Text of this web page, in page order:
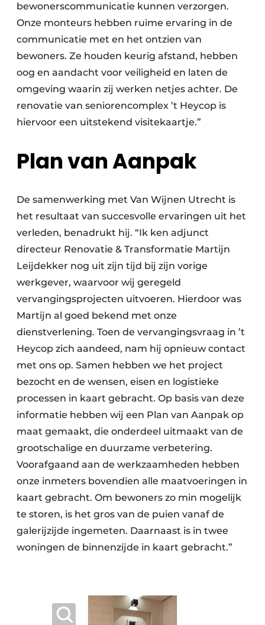
bewonerscommunicatie kunnen verzorgen.
Onze monteurs hebben ruime ervaring in de
communicatie met en het ontzien van
bewoners. Ze houden keurig afstand, hebben
oog en aandacht voor veiligheid en laten de
omgeving waarin zij werken netjes achter. De
renovatie van seniorencomplex ’t Heycop is
hiervoor een uitstekend visitekaartje.”
Plan van Aanpak
De samenwerking met Van Wijnen Utrecht is
het resultaat van succesvolle ervaringen uit het
verleden, benadrukt hij. “Ik ken adjunct
directeur Renovatie & Transformatie Martijn
Leijdekker nog uit zijn tijd bij zijn vorige
werkgever, waarvoor wij geregeld
vervangingsprojecten uitvoeren. Hierdoor was
Martijn al goed bekend met onze
dienstverlening. Toen de vervangingsvraag in ’t
Heycop zich aandeed, nam hij opnieuw contact
met ons op. Samen hebben we het project
bezocht en de wensen, eisen en logistieke
processen in kaart gebracht. Op basis van deze
informatie hebben wij een Plan van Aanpak op
maat gemaakt, die onderdeel uitmaakt van de
grootschalige en duurzame verbetering.
Voorafgaand aan de werkzaamheden hebben
onze inmeters bovendien alle maatvoeringen in
kaart gebracht. Om bewoners zo min mogelijk
te storen, is het gros van de puien vanaf de
galerijzijde ingemeten. Daarnaast is in twee
woningen de binnenzijde in kaart gebracht.”